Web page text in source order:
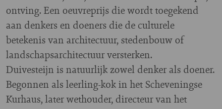
ontving. Een oeuvreprijs die wordt toegekend
aan denkers en doeners die de culturele
betekenis van architectuur, stedenbouw of
landschapsarchitectuur versterken.
Duivesteijn is natuurlijk zowel denker als doener.
Begonnen als leerling-kok in het Scheveningse
Kurhaus, later wethouder, directeur van het